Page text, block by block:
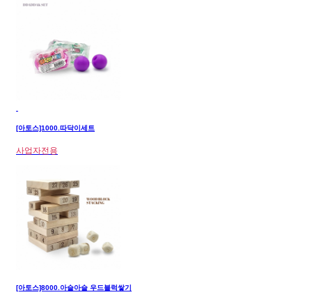
[아토스]1000.따닥이세트
사업자전용
[아토스]8000.아슬아슬 우드블럭쌓기